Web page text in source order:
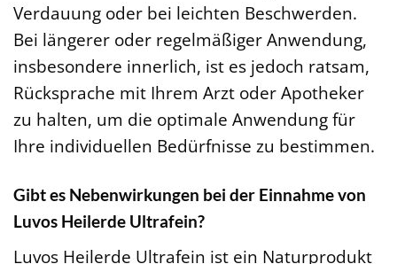
Verdauung oder bei leichten Beschwerden.
Bei längerer oder regelmäßiger Anwendung,
insbesondere innerlich, ist es jedoch ratsam,
Rücksprache mit Ihrem Arzt oder Apotheker
zu halten, um die optimale Anwendung für
Ihre individuellen Bedürfnisse zu bestimmen.
Gibt es Nebenwirkungen bei der Einnahme von
Luvos Heilerde Ultrafein?
Luvos Heilerde Ultrafein ist ein Naturprodukt